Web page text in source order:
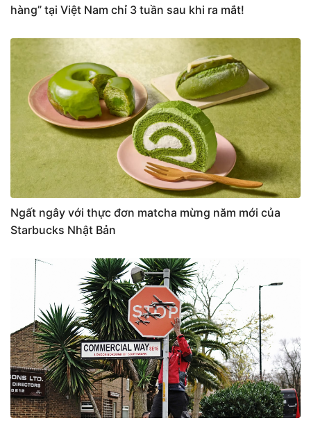
hàng” tại Việt Nam chỉ 3 tuần sau khi ra mắt!
Ngất ngây với thực đơn matcha mừng năm mới của
Starbucks Nhật Bản